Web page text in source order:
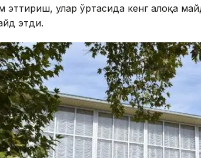
эттириш, улар ўртасида кенг алоқа
этди.